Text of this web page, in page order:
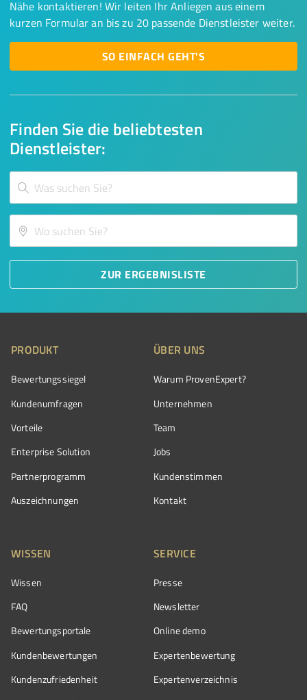
Finden Sie die beliebtesten
Dienstleister:
ZUR ERGEBNISLISTE
Nähe kontaktieren! Wir leiten Ihr Anliegen aus einem
kurzen Formular an bis zu 20 passende Dienstleister weiter.
SO EINFACH GEHT'S
PRODUKT
Bewertungssiegel
Kundenumfragen
Vorteile
Enterprise Solution
Partnerprogramm
Auszeichnungen
ÜBER UNS
Warum ProvenExpert?
Unternehmen
Team
Jobs
Kundenstimmen
Kontakt
WISSEN
Wissen
FAQ
Bewertungsportale
Kundenbewertungen
Kundenzufriedenheit
SERVICE
Presse
Newsletter
Online demo
Expertenbewertung
Expertenverzeichnis